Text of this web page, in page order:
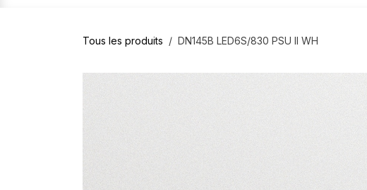
Tous les produits DN145B LED6S/830 PSU II WH